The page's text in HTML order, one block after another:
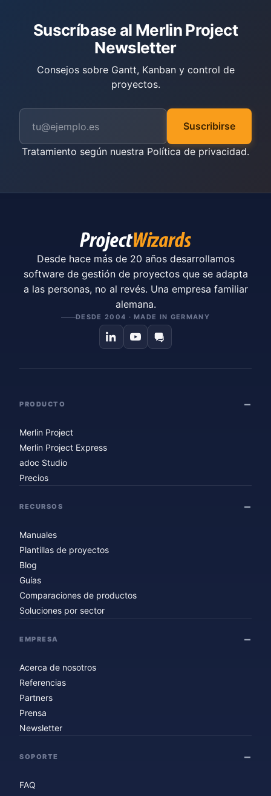
Suscríbase al Merlin Project
Newsletter
Consejos sobre Gantt, Kanban y control de
proyectos.
Suscribirse
Tratamiento según nuestra Política de privacidad.
Desde hace más de 20 años desarrollamos
software de gestión de proyectos que se adapta
a las personas, no al revés. Una empresa familiar
alemana.
DESDE 2004 · MADE IN GERMANY
PRODUCTO
Merlin Project
Merlin Project Express
adoc Studio
Precios
RECURSOS
Manuales
Plantillas de proyectos
Blog
Guías
Comparaciones de productos
Soluciones por sector
EMPRESA
Acerca de nosotros
Referencias
Partners
Prensa
Newsletter
SOPORTE
FAQ